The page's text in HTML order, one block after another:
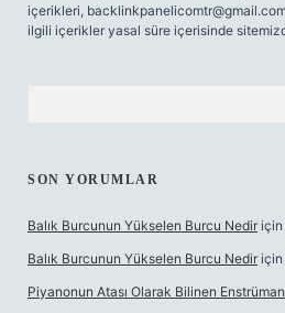
içerikleri,
ilgili içerikler yasal süre içerisinde
SON YORUMLAR
Balık Burcunun Yükselen Burcu Nedir için
Balık Burcunun Yükselen Burcu Nedir için
Piyanonun Atası Olarak Bilinen